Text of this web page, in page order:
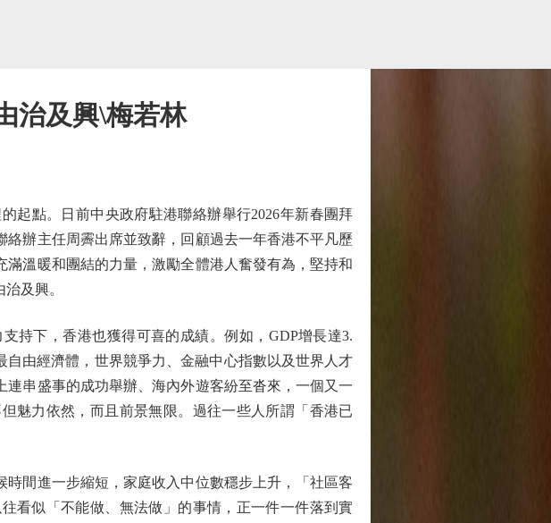
治及興\梅若林
點。日前中央政府駐港聯絡辦舉行2026年新春團拜
辦主任周霽出席並致辭，回顧過去一年香港不平凡歷
溫暖和團結的力量，激勵全體港人奮發有為，堅持和
及興。
下，香港也獲得可喜的成績。例如，GDP增長達3.
由經濟體，世界競爭力、金融中心指數以及世界人才
串盛事的成功舉辦、海內外遊客紛至沓來，一個又一
魅力依然，而且前景無限。過往一些人所謂「香港已
間進一步縮短，家庭收入中位數穩步上升，「社區客
看似「不能做、無法做」的事情，正一件一件落到實